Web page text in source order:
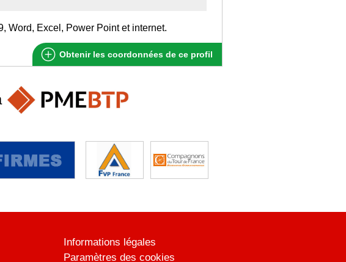
Word, Excel, Power Point et internet.
Obtenir les coordonnées de ce profil
Informations légales
Paramètres des cookies